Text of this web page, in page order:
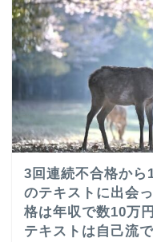
3回連続不合格から
のテキストに出会
格は年収で数10万
テキストは自己流